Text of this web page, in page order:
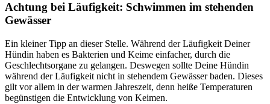
Achtung bei Läufigkeit: Schwimmen im stehenden
Gewässer
Ein kleiner Tipp an dieser Stelle. Während der Läufigkeit Deiner
Hündin haben es Bakterien und Keime einfacher, durch die
Geschlechtsorgane zu gelangen. Deswegen sollte Deine Hündin
während der Läufigkeit nicht in stehendem Gewässer baden. Dieses
gilt vor allem in der warmen Jahreszeit, denn heiße Temperaturen
begünstigen die Entwicklung von Keimen.